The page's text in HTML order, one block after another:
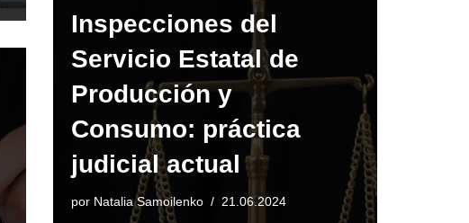
Inspecciones del
Servicio Estatal de
Producción y
Consumo: práctica
judicial actual
por Natalia Samoilenko 21.06.2024